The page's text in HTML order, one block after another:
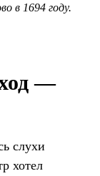
в 1694 году.
—
слухи
хотел